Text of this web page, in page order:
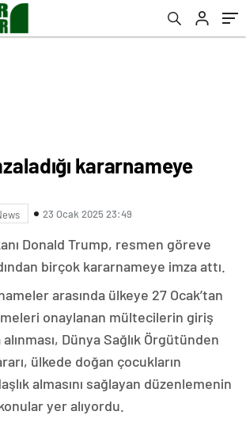
kararnameye
23 Ocak 2025 23:49
Donald Trump, resmen göreve
birçok kararnameye imza attı.
arasında ülkeye 27 Ocak’tan
onaylanan mültecilerin giriş
Dünya Sağlık Örgütünden
ülkede doğan çocukların
almasını sağlayan düzenlemenin
yer alıyordu.